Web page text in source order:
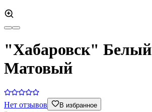
"Хабаровск" Белый
Матовый
Нет отзывов В избранное